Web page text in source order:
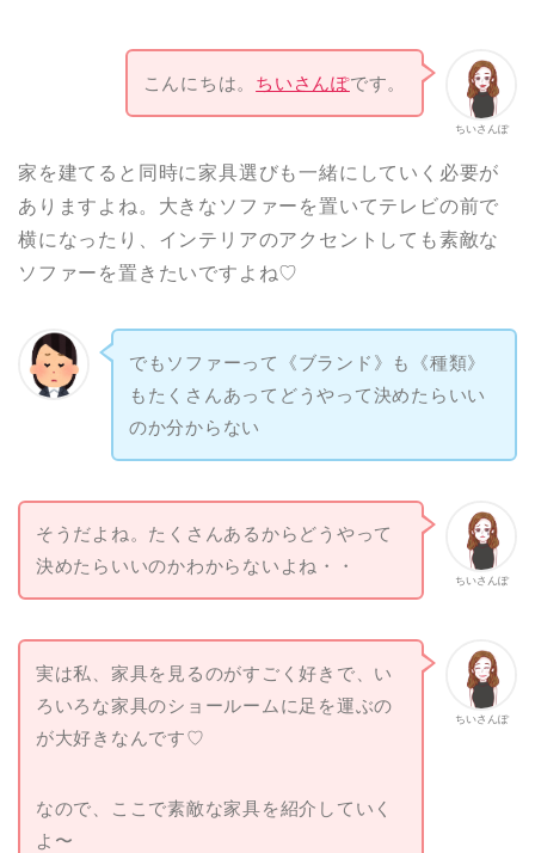
ちいさんぽ
こんにちは。 ちいさんぽです。
家を建てると同時に家具選びも一緒にしていく必要が
ありますよね。大きなソファーを置いてテレビの前で
横になったり、インテリアのアクセントしても素敵な
ソファーを置きたいですよね♡
でもソファーって《ブランド》も《種類》
もたくさんあってどうやって決めたらいい
のか分からない
ちいさんぽ
そうだよね。たくさんあるからどうやって
決めたらいいのかわからないよね・・
ちいさんぽ
実は私、家具を見るのがすごく好きで、い
ろいろな家具のショールームに足を運ぶの
が大好きなんです♡
なので、ここで素敵な家具を紹介していく
よ〜